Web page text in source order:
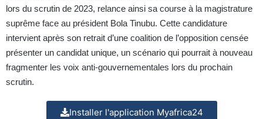
lors du scrutin de 2023, relance ainsi sa course à la magistrature
suprême face au président Bola Tinubu. Cette candidature
intervient après son retrait d’une coalition de l’opposition censée
présenter un candidat unique, un scénario qui pourrait à nouveau
fragmenter les voix anti-gouvernementales lors du prochain
scrutin.
Installer l'application Myafrica24